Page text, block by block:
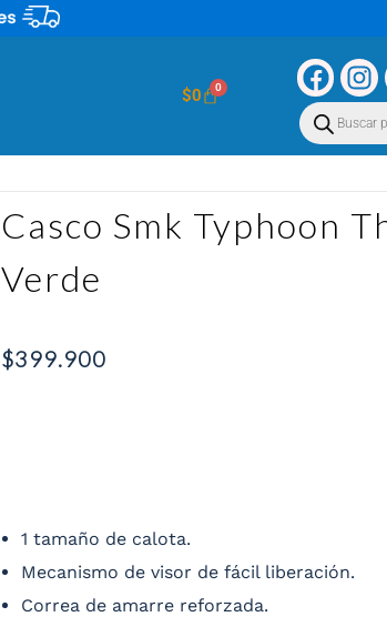
$0 0
Casco Smk Typhoon
Verde
$399.900
1 tamaño de calota.
Mecanismo de visor de fácil liberación.
Correa de amarre reforzada.